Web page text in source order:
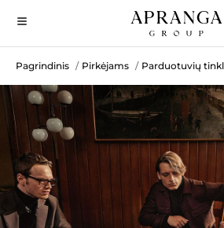
Pagrindinis / Pirkėjams / Parduotuvių